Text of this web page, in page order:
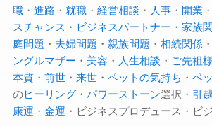
職・ 進路 ・ 就職・ 経営相談 ・ 人事・ 開業 ・
スチャンス ・ ビジネスパートナー ・ 家族
庭問題 ・ 夫婦問題 ・ 親族問題 ・ 相続関係・
ングルマザー ・ 美容 ・ 人生相談 ・ ご先祖様
本質・ 前世・ 来世・ ペットの気持ち ・ ペ
のヒーリング・ パワーストーン選択・ 引
康運 ・ 金運 ・ビジネスプロデュース・ビ